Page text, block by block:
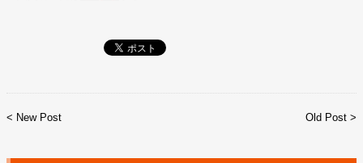
< New Post Old Post >